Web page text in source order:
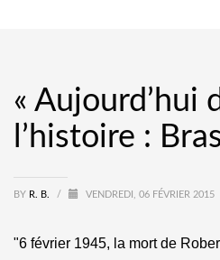
« Aujourd’hui
l’histoire :
BY R. B. / VENDREDI, 06 FÉVRIER 2015
"6 février 1945, la mort de